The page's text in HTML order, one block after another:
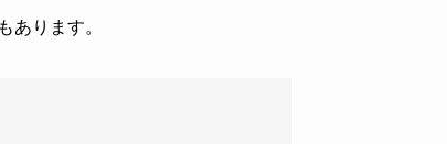
あります。